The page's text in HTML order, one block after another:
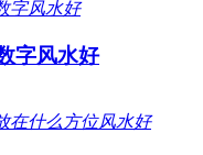
字风水好